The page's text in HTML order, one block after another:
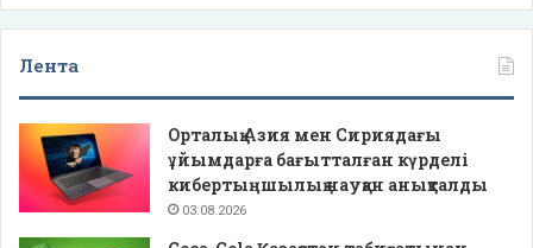
Лента
Орталық Азия мен Сириядағы
ұйымдарға бағытталған күрделі
кибертыңшылық науқан анықталды
03.08.2026